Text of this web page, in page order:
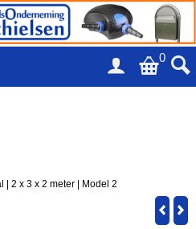
0
| 2 x 3 x 2 meter | Model 2